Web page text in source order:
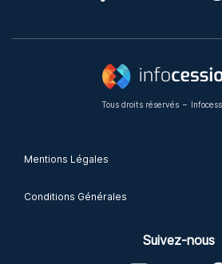
Mentions Légales
Conditions Générales
Tous droits réservés –
Suivez-nous